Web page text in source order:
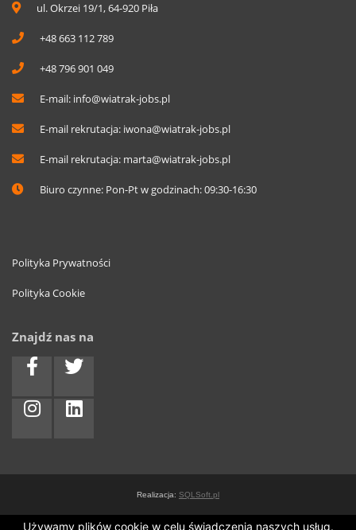
ul. Okrzei 19/1, 64-920 Piła
+48 663 112 789
+48 796 901 049
E-mail: info@wiatrak-jobs.pl
E-mail rekrutacja: iwona@wiatrak-jobs.pl
E-mail rekrutacja: marta@wiatrak-jobs.pl
Biuro czynne: Pon-Pt w godzinach: 09:30-16:30
Polityka Prywatności
Polityka Cookie
Znajdź nas na
Realizacja: SQLSoft.pl
Używamy plików cookie w celu świadczenia naszych usług.